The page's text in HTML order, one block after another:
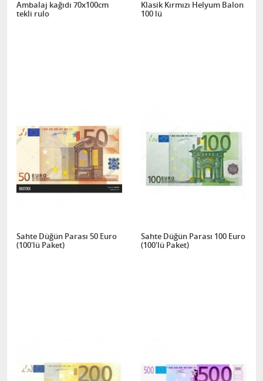
Ambalaj kağıdı 70x100cm
tekli rulo
Klasik Kırmızı Helyum Balon
100 lü
Sahte Düğün Parası 50 Euro
(100'lü Paket)
Sahte Düğün Parası 100 Euro
(100'lü Paket)